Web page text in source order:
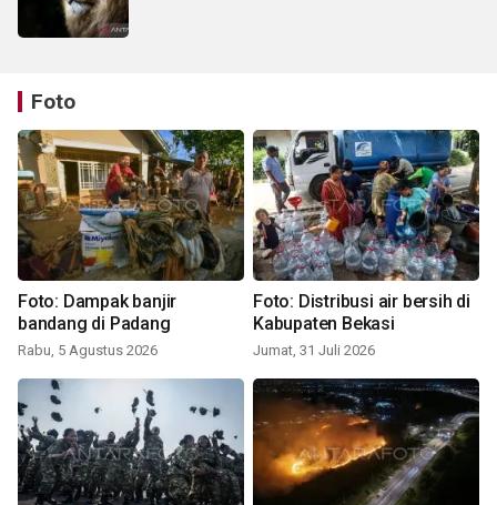
Foto
Foto: Dampak banjir
bandang di Padang
Rabu, 5 Agustus 2026
Foto: Distribusi air bersih di
Kabupaten Bekasi
Jumat, 31 Juli 2026